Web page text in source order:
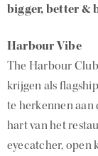
bigger, better &
Harbour Vibe
The Harbour
krijgen als
te herkennen
hart van het
eyecatcher, open